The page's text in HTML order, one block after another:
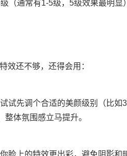
（通常有1-5级，5级效果最明
效还不够，还得会用：
试先调个合适的美颜级别（比
整体氛围感立马提升。
脸上的特效更出彩，避免阴影和